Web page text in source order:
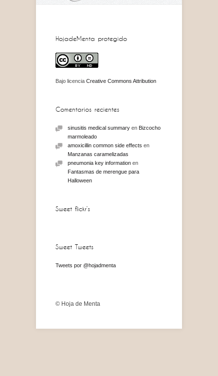
HojadeMenta protegido
Bajo licencia Creative Commons Attribution
Comentarios recientes
sinusitis medical summary en Bizcocho
marmoleado
amoxicillin common side effects en
Manzanas caramelizadas
pneumonia key information en
Fantasmas de merengue para
Halloween
Sweet flickr’s
Sweet Tweets
Tweets por @hojadmenta
© Hoja de Menta